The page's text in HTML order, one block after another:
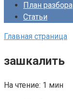
План разбора
Статьи
Главная страница
зашкалить
На чтение: 1 мин